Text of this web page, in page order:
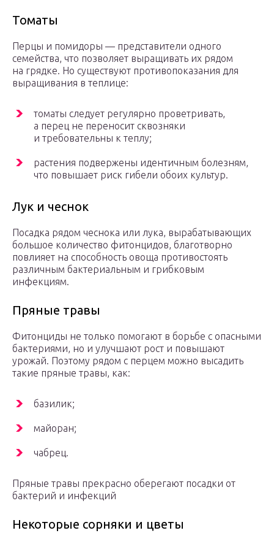
Томаты
Перцы и помидоры — представители одного
семейства, что позволяет выращивать их рядом
на грядке. Но существуют противопоказания для
выращивания в теплице:
томаты следует регулярно проветривать,
а перец не переносит сквозняки
и требовательны к теплу;
растения подвержены идентичным болезням,
что повышает риск гибели обоих культур.
Лук и чеснок
Посадка рядом чеснока или лука, вырабатывающих
большое количество фитонцидов, благотворно
повлияет на способность овоща противостоять
различным бактериальным и грибковым
инфекциям.
Пряные травы
Фитонциды не только помогают в борьбе с опасными
бактериями, но и улучшают рост и повышают
урожай. Поэтому рядом с перцем можно высадить
такие пряные травы, как:
базилик;
майоран;
чабрец.
Пряные травы прекрасно оберегают посадки от
бактерий и инфекций
Некоторые сорняки и цветы